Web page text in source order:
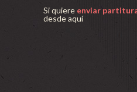
Si quiere enviar
desde aquí